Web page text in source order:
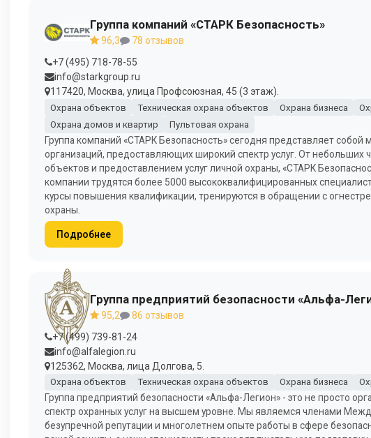
Группа компаний «СТАРК Безопасность»
96,3
78 отзывов
+7 (495) 718-78-55
info@starkgroup.ru
117420, Москва, улица Профсоюзная, 45 (3 этаж).
Охрана объектов Техническая охрана объектов Охрана бизнеса
Охрана домов и квартир
Пультовая охрана
Группа компаний «СТАРК Безопасность» сегодня представляет
организаций, предоставляющих широкий спектр услуг. От
объектов и предоставлением услуг личной охраны, «СТАРК
компании трудятся более 5000 высококвалифицированных
курсы повышения квалификации, тренируются в обращении с
охраны.
Подробнее
Группа предприятий безопасности «Альфа-
95,2
86 отзывов
+7 (499) 739-81-24
info@alfalegion.ru
125362, Москва, лица Долгова, 5.
Охрана объектов Техническая охрана объектов Охрана бизнеса
Группа предприятий безопасности «Альфа-Легион» - это не просто
спектр охранных услуг на высшем уровне. Мы являемся членами
безупречной репутации и многолетнем опыте работы в сфере